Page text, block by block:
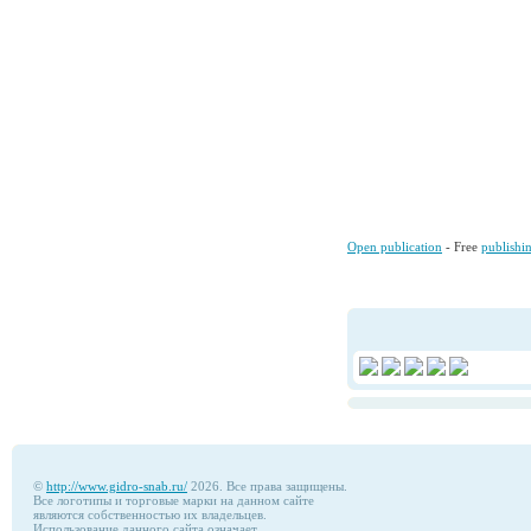
Open publication - Free
© http://www.gidro-snab.ru/ 2026. Все права защищены.
Все логотипы и торговые марки на данном сайте
являются собственностью их владельцев.